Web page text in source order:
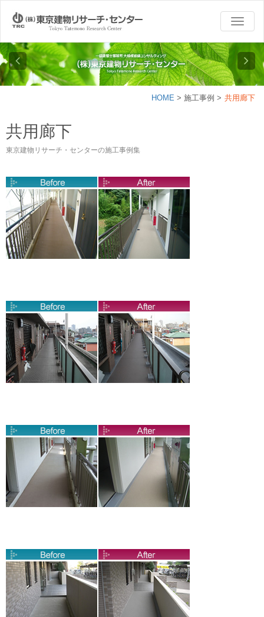
HOME > 施工事例 > 共用廊下
共用廊下
東京建物リサーチ・センターの施工事例集